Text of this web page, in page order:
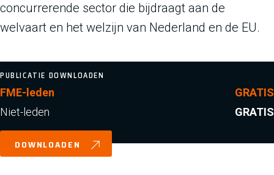
concurrerende sector die bijdraagt aan de
welvaart en het welzijn van Nederland en de EU.
PUBLICATIE DOWNLOADEN
FME-leden
GRATIS
Niet-leden
GRATIS
DOWNLOADEN